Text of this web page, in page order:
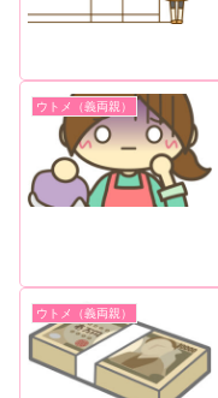
ウトメ（義両親）
ウトメ（義両親）